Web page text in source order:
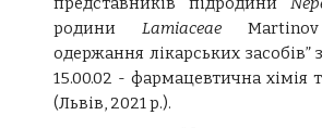
родини Lamiaceae
одержання лікарських засобів”
15.00.02 - фармацевтична хімія
(Львів, 2021 р.).